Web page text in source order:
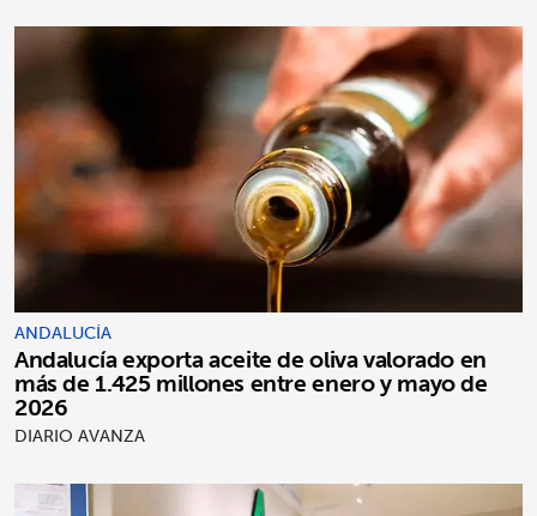
ANDALUCÍA
Andalucía exporta aceite de oliva valorado en
más de 1.425 millones entre enero y mayo de
2026
DIARIO AVANZA